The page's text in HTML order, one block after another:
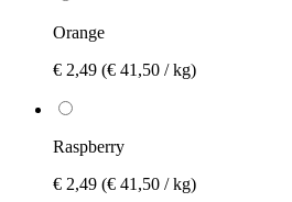
Orange
€ 2,49 (€ 41,50 / kg)
Raspberry
€ 2,49 (€ 41,50 / kg)